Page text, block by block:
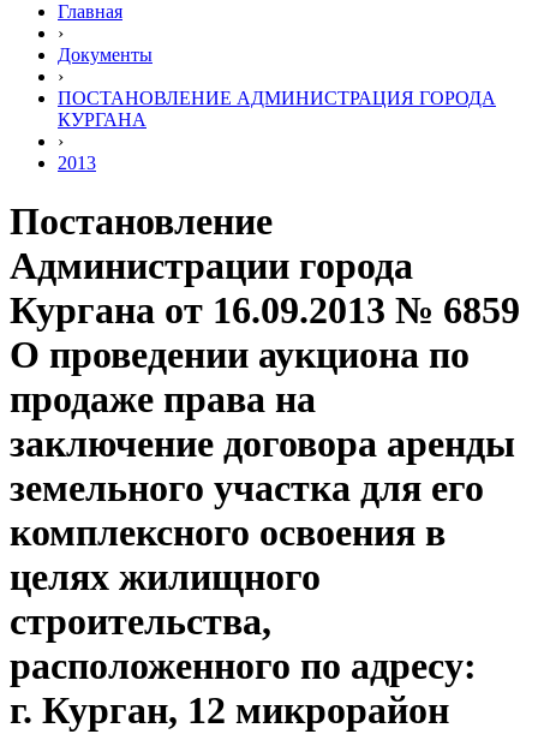
Главная
›
Документы
›
ПОСТАНОВЛЕНИЕ АДМИНИСТРАЦИЯ ГОРОДА
КУРГАНА
›
2013
Постановление
Администрации города
Кургана от 16.09.2013 № 6859
О проведении аукциона по
продаже права на
заключение договора аренды
земельного участка для его
комплексного освоения в
целях жилищного
строительства,
расположенного по адресу:
г. Курган, 12 микрорайон